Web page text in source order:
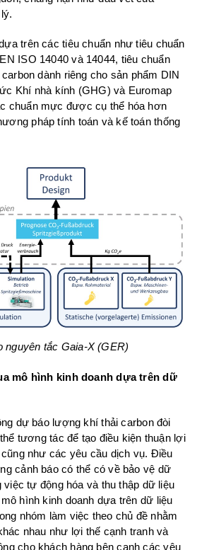
trên các tiêu chuẩn như tiêu chuẩn
ISO 14040 và 14044, tiêu chuẩn
dành riêng cho sản phẩm DIN
Khí nhà kính (GHG) và Euromap
chuẩn mực được cụ thể hóa hơn
pháp tính toán và kế toán thống
nguyên tắc Gaia-X (GER)
mô hình kinh doanh dựa trên dữ
dự báo lượng khí thải carbon đòi
tương tác để tạo điều kiện thuận lợi
như các yêu cầu dịch vụ. Điều
cảnh báo có thể có về bảo vệ dữ
việc tự động hóa và thu thập dữ liệu
hình kinh doanh dựa trên dữ liệu
nhóm làm việc theo chủ đề nhằm
nhau như lợi thế cạnh tranh và
cho khách hàng bên cạnh các yêu